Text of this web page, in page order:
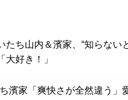
たち山内＆濱家、“知らない
大好き！」
濱家「爽快さが全然違う